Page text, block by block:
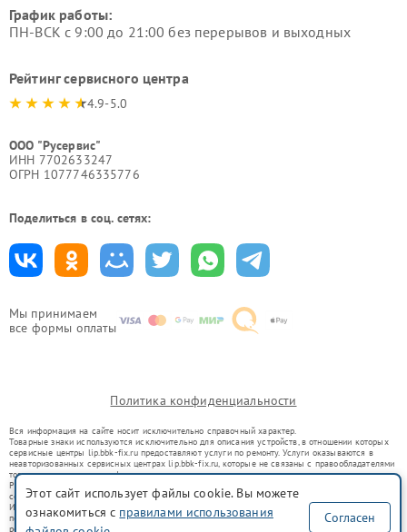
Мы принимаем
все формы оплаты
График работы:
ПН-ВСК с 9:00 до 21:00 без перерывов и выходных
Рейтинг сервисного центра
4.9-5.0
ООО "Русервис"
ИНН 7702633247
ОГРН 1077746335776
Поделиться в соц. сетях:
Политика конфиденциальности
Вся информация на сайте носит исключительно справочный характер.
Товарные знаки используются исключительно для описания устройств, в отношении которых
сервисные центры lip.bbk-fix.ru предоставляют услуги по ремонту. Услуги оказываются в
неавторизованных сервисных центрах lip.bbk-fix.ru, которые не связаны с правообладателями
товарных знаков или их официальными представителями.
Ремонт осуществляется для устройств, уже введенных в гражданский оборот в соответствии
со статьей 1487 ГК РФ.
Использование товарных знаков не преследует цели индивидуализации услуг или введения
потребителей в заблуждение, а служит для информирования о предоставляемых услугах по
ремонту техники указанных брендов.
Этот сайт использует файлы cookie. Вы можете
ознакомиться с правилами использования
Согласен